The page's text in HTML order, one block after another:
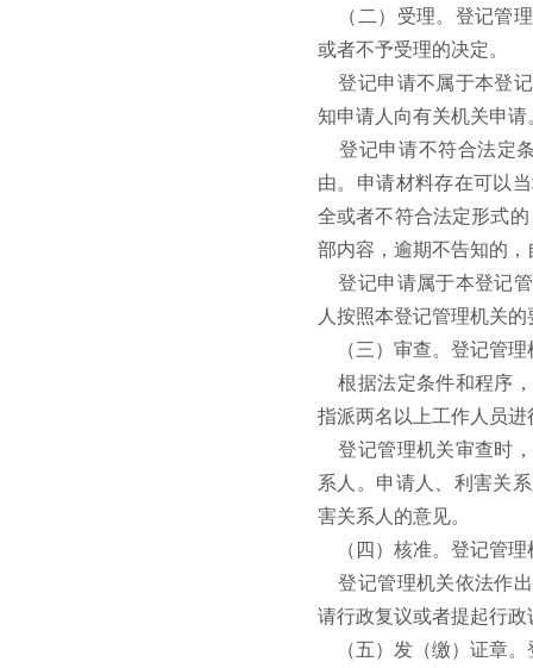
（二）受理。登记管
或者不予受理的决定。
登记申请不属于本登
知申请人向有关机关申请
登记申请不符合法定
由。申请材料存在可以
全或者不符合法定形式
部内容，逾期不告知的
登记申请属于本登记
人按照本登记管理机关
（三）审查。登记管
根据法定条件和程序
指派两名以上工作人员进
登记管理机关审查时
系人。申请人、利害关
害关系人的意见。
（四）核准。登记管
登记管理机关依法作
请行政复议或者提起行政
（五）发（缴）证章